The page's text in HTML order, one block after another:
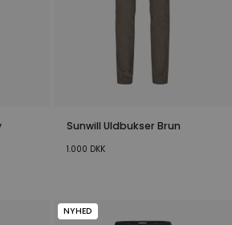
Sunwill Uldbukser Brun
1.000 DKK
NYHED